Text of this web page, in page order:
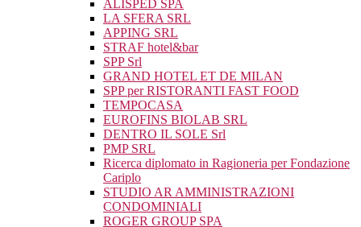
ALISPED SPA
LA SFERA SRL
APPING SRL
STRAF hotel&bar
SPP Srl
GRAND HOTEL ET DE MILAN
SPP per RISTORANTI FAST FOOD
TEMPOCASA
EUROFINS BIOLAB SRL
DENTRO IL SOLE Srl
PMP SRL
Ricerca diplomato in Ragioneria per Fondazione
Cariplo
STUDIO AR AMMINISTRAZIONI
CONDOMINIALI
ROGER GROUP SPA